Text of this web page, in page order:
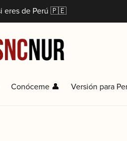
eres de Perú 🇵🇪
Conóceme 👤 Versión para